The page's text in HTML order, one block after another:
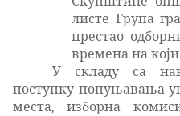
листе Група
престао
времена на који
У складу са
поступку попуњавања
места, изборна